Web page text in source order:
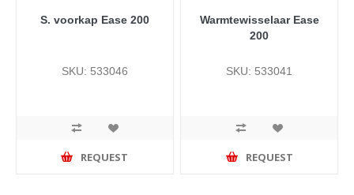
S. voorkap Ease 200
SKU: 533046
REQUEST
Warmtewisselaar Ease
200
SKU: 533041
REQUEST